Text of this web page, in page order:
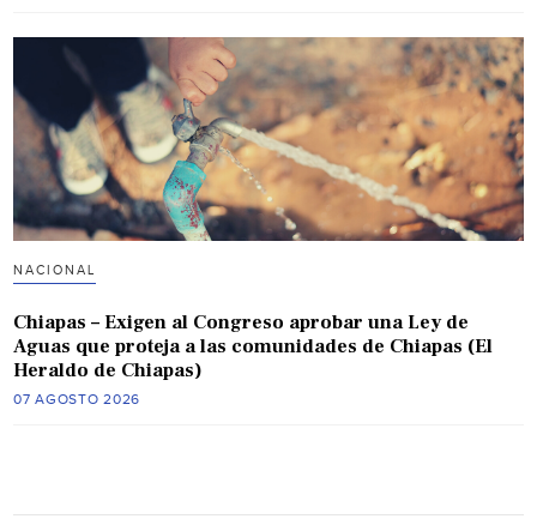
NACIONAL
Chiapas – Exigen al Congreso aprobar una Ley de
Aguas que proteja a las comunidades de Chiapas (El
Heraldo de Chiapas)
07 AGOSTO 2026